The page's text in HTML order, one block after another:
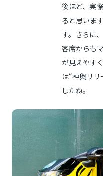
後ほど、実
ると思いま
す。さらに
客席からも
が見えやす
は“神輿リ
したね。